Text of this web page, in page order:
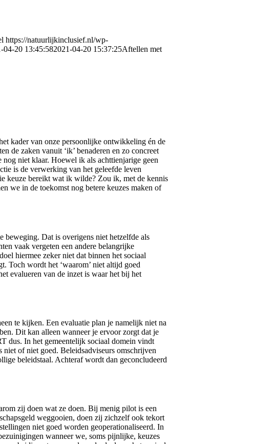
https://natuurlijkinclusief.nl/wp-
04-20 13:45:582021-04-20 15:37:25Aftellen met
kader van onze persoonlijke ontwikkeling én de
de zaken vanuit ‘ik’ benaderen en zo concreet
niet klaar. Hoewel ik als achttienjarige geen
is de verwerking van het geleefde leven
keuze bereikt wat ik wilde? Zou ik, met de kennis
we in de toekomst nog betere keuzes maken of
beweging. Dat is overigens niet hetzelfde als
vaak vergeten een andere belangrijke
hiermee zeker niet dat binnen het sociaal
Toch wordt het ‘waarom’ niet altijd goed
evalueren van de inzet is waar het bij het
te kijken. Een evaluatie plan je namelijk niet na
Dit kan alleen wanneer je ervoor zorgt dat je
dus. In het gemeentelijk sociaal domein vindt
niet of niet goed. Beleidsadviseurs omschrijven
beleidstaal. Achteraf wordt dan geconcludeerd
zij doen wat ze doen. Bij menig pilot is een
weggooien, doen zij zichzelf ook tekort
niet goed worden geoperationaliseerd. In
wanneer we, soms pijnlijke, keuzes